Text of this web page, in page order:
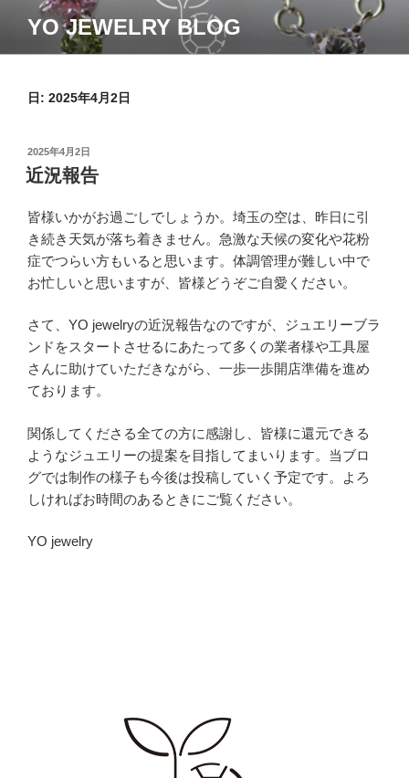
テ
YO JEWELRY BLOG
日: 2025年4月2日
投
稿
日:
2025年4月2日
近況報告
皆様いかがお過ごしでしょうか。埼玉の空は、昨日に引
き続き天気が落ち着きません。急激な天候の変化や花粉
症でつらい方もいると思います。体調管理が難しい中で
お忙しいと思いますが、皆様どうぞご自愛ください。
さて、YO jewelryの近況報告なのですが、ジュエリーブラ
ンドをスタートさせるにあたって多くの業者様や工具屋
さんに助けていただきながら、一歩一歩開店準備を進め
ております。
関係してくださる全ての方に感謝し、皆様に還元できる
ようなジュエリーの提案を目指してまいります。当ブロ
グでは制作の様子も今後は投稿していく予定です。よろ
しければお時間のあるときにご覧ください。
YO jewelry